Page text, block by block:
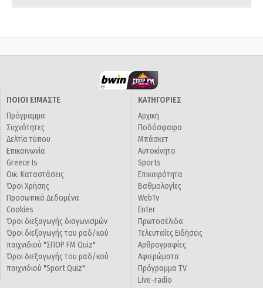
ΠΟΙΟΙ ΕΙΜΑΣΤΕ
Πρόγραμμα
Συχνότητες
Δελτία τύπου
Επικοινωνία
Greece Is
Οικ. Καταστάσεις
Όροι Χρήσης
Προσωπικά Δεδομένα
Cookies
Όροι διεξαγωγής διαγωνισμών
Όροι διεξαγωγής του ραδ/κού
παιχνιδιού "ΣΠΟΡ FM Quiz"
Όροι διεξαγωγής του ραδ/κού
παιχνιδιού "Sport Quiz"
ΚΑΤΗΓΟΡΙΕΣ
Αρχική
Ποδόσφαιρο
Μπάσκετ
Αυτοκίνητο
Sports
Επικαιρότητα
Βαθμολογίες
WebTv
Enter
Πρωτοσέλιδα
Τελευταίες Ειδήσεις
Αρθρογραφίες
Αφιερώματα
Πρόγραμμα TV
Live-radio